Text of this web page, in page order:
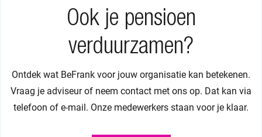
Ook je pensioen
verduurzamen?
Ontdek wat BeFrank voor jouw organisatie kan betekenen.
Vraag je adviseur of neem contact met ons op. Dat kan via
telefoon of e-mail. Onze medewerkers staan voor je klaar.